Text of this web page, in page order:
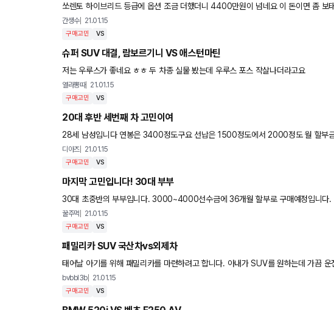
쏘렌토 하이브리드 등급에 옵션 조금 더했더니 4400만원이 넘네요 이 돈이면 좀
라 깡통을 사도 왠만한 옵션은 다 갖췄네요 고민입니다
간생수 21.01.15
구매고민 VS
슈퍼 SUV 대결, 람보르기니 VS 애스턴마틴
저는 우루스가 좋네요 ㅎㅎ 두 차종 실물 봤는데 우루스 포스 작살나더라고요
열라뽕따 21.01.15
구매고민 VS
20대 후반 세번째 차 고민이여
28세 남성입니다 연봉은 3400정도구요 선납은 1500정도에서 2000정도 월 할부금 50아래로 가능합
디아즈 21.01.15
구매고민 VS
마지막 고민입니다! 30대 부부
30대 초중반의 부부입니다. 3000~4000선수금에 36개월 할부로 구매예정입니다. 자녀 계획는 1명을 낳거나 안낳거나 아직 결정은
못했습니다. 520i 타보니 정말좋더라구요 핸들링도 좋고
꿀주먹 21.01.15
구매고민 VS
패밀리카 SUV 국산차vs외제차
태어날 아기를 위해 패밀리카를 마련하려고 합니다. 아내가 SUV를 원하는데 가끔
래 준중형 SUV급에서 보고 있는데요, 예산 자체는 X3 엔트리급
bvbbl3b 21.01.15
구매고민 VS